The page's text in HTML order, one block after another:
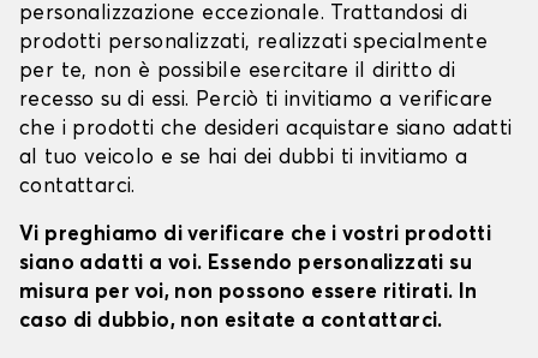
personalizzazione eccezionale. Trattandosi di
prodotti personalizzati, realizzati specialmente
per te, non è possibile esercitare il diritto di
recesso su di essi. Perciò ti invitiamo a verificare
che i prodotti che desideri acquistare siano adatti
al tuo veicolo e se hai dei dubbi ti invitiamo a
contattarci.
Vi preghiamo di verificare che i vostri prodotti
siano adatti a voi. Essendo personalizzati su
misura per voi, non possono essere ritirati. In
caso di dubbio, non esitate a contattarci.